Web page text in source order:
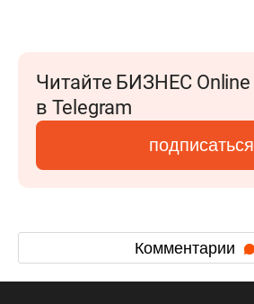
Читайте БИЗНЕС Online
в Telegram
подписаться
Комментарии